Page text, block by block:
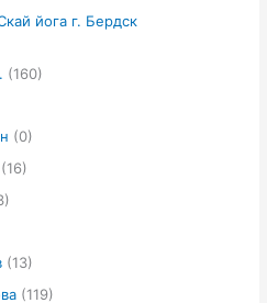
йога г. Бердск
(160)
(0)
(16)
(13)
(119)